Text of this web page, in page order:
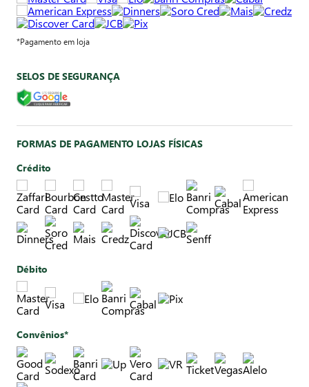
*Pagamento em loja
SELOS DE SEGURANÇA
FORMAS DE PAGAMENTO LOJAS FÍSICAS
Crédito
Débito
Convênios*